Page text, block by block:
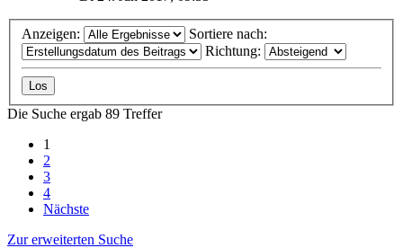
Anzeigen:
Sortiere nach:
Richtung:
Die Suche ergab 89 Treffer
1
2
3
4
Nächste
Zur erweiterten Suche